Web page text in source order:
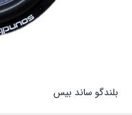
بلندگو ساند بیس